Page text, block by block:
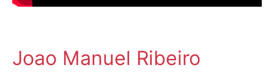
Joao Manuel Ribeiro